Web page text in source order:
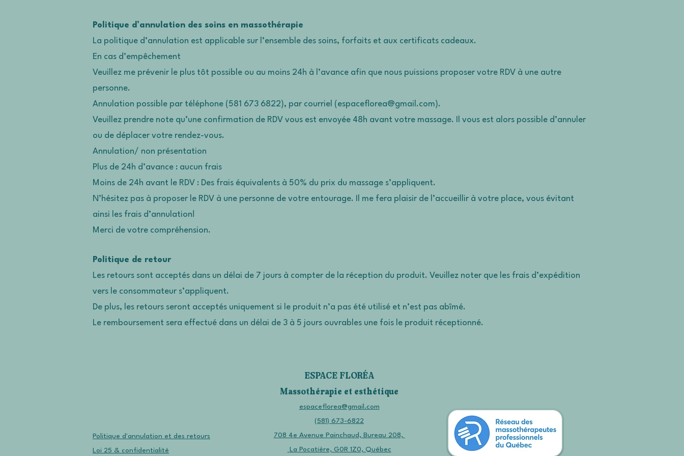
Politique d’annulation des soins en massothérapie
La politique d’annulation est applicable sur l’ensemble des soins, forfaits et aux certificats cadeaux.
En cas d’empêchement
Veuillez me prévenir le plus tôt possible ou au moins 24h à l’avance afin que nous puissions proposer votre RDV à une autre
personne.
Annulation possible par téléphone (581 673 6822), par courriel (espaceflorea@gmail.com).
Veuillez prendre note qu’une confirmation de RDV vous est envoyée 48h avant votre massage. Il vous est alors possible d’annuler
ou de déplacer votre rendez-vous.
Annulation/ non présentation
Plus de 24h d’avance : aucun frais
Moins de 24h avant le RDV : Des frais équivalents à 50% du prix du massage s’appliquent.
N’hésitez pas à proposer le RDV à une personne de votre entourage. Il me fera plaisir de l’accueillir à votre place, vous évitant
ainsi les frais d’annulation!
Merci de votre compréhension.
Politique de retour
Les retours sont acceptés dans un délai de 7 jours à compter de la réception du produit. Veuillez noter que les frais d’expédition
vers le consommateur s’appliquent.
De plus, les retours seront acceptés uniquement si le produit n’a pas été utilisé et n’est pas abîmé.
Le remboursement sera effectué dans un délai de 3 à 5 jours ouvrables une fois le produit réceptionné.
ESPACE FLORÉA
Massothérapie et esthétique
Politique d'annulation et des retours
Loi 25 & confidentialité
espaceflorea@gmail.com
(581) 673-6822
708 4e Avenue Painchaud, Bureau 208,
La Pocatière, G0R 1Z0, Québec